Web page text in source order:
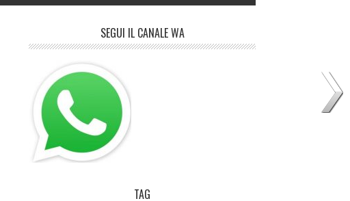
SEGUI IL CANALE WA
TAG